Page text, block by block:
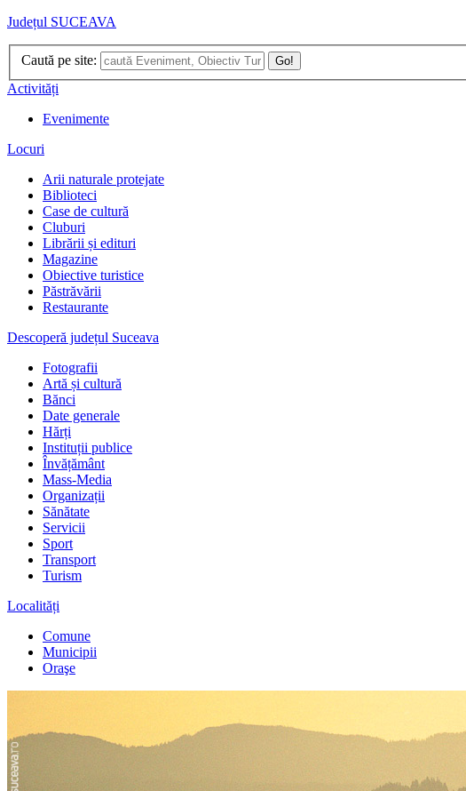
Județul SUCEAVA
Caută pe site: Go!
Activități
Evenimente
Locuri
Arii naturale protejate
Biblioteci
Case de cultură
Cluburi
Librării și edituri
Magazine
Obiective turistice
Păstrăvării
Restaurante
Descoperă județul Suceava
Fotografii
Artă și cultură
Bănci
Date generale
Hărți
Instituții publice
Învățământ
Mass-Media
Organizații
Sănătate
Servicii
Sport
Transport
Turism
Localități
Comune
Municipii
Oraşe